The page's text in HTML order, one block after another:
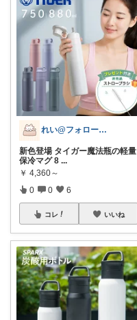
れい@フォロー＆経由購入感謝です♪
新色登場 タイガー魔法瓶の軽量
保冷マグ 8 ...
￥ 4,360～
0 0 6
コレ いいね